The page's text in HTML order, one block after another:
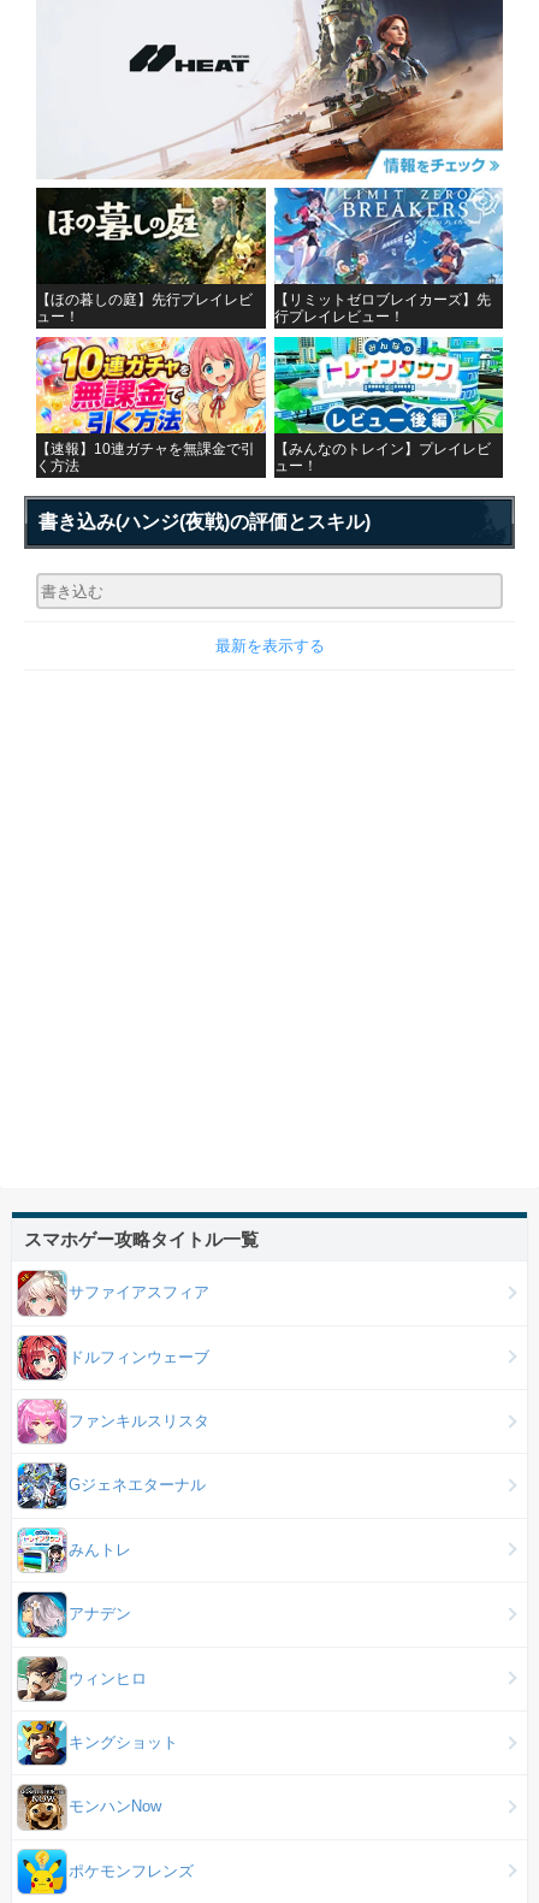
【ほの暮しの庭】先行プレイレビ
ュー！
【リミットゼロブレイカーズ】先
行プレイレビュー！
【速報】10連ガチャを無課金で引
く方法
【みんなのトレイン】プレイレビ
ュー！
書き込み(ハンジ(夜戦)の評価とスキル)
最新を表示する
スマホゲー攻略タイトル一覧
サファイアスフィア
ドルフィンウェーブ
ファンキルスリスタ
Gジェネエターナル
みんトレ
アナデン
ウィンヒロ
キングショット
モンハンNow
ポケモンフレンズ